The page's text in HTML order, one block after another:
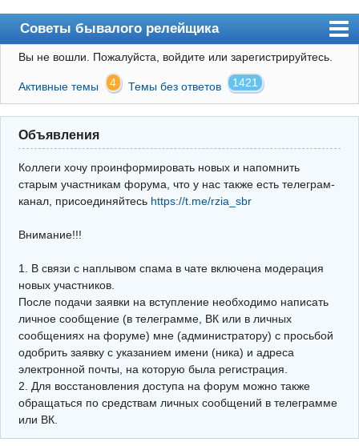
Советы бывалого релейщика
Форум
Правила
Поиск
Регистрация
Архив
Почта
Поиск релейщика
Видео РЗиА
Фотохостинг
Телеграм
Вы не вошли. Пожалуйста, войдите или зарегистрируйтесь.
Активные темы 4 Темы без ответов 1421
Объявления
Коллеги хочу проинформировать новых и напомнить
старым участникам форума, что у нас также есть телеграм-
канал, присоединяйтесь https://t.me/rzia_sbr
Внимание!!!
1. В связи с наплывом спама в чате включена модерация
новых участников.
После подачи заявки на вступление необходимо написать
личное сообщение (в телеграмме, ВК или в личных
сообщениях на форуме) мне (администратору) с просьбой
одобрить заявку с указанием имени (ника) и адреса
электронной почты, на которую была регистрация.
2. Для восстановления доступа на форум можно также
обращаться по средствам личных сообщений в телеграмме
или ВК.